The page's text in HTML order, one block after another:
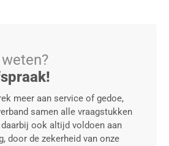
meer aan service of gedoe,
samen alle vraagstukken
ook altijd voldoen aan
door de zekerheid van onze